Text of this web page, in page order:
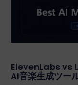
ElevenLabs vs
AI音楽生成ツー